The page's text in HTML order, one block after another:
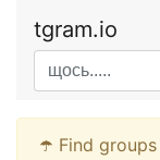
tgram.io
☂️ Find